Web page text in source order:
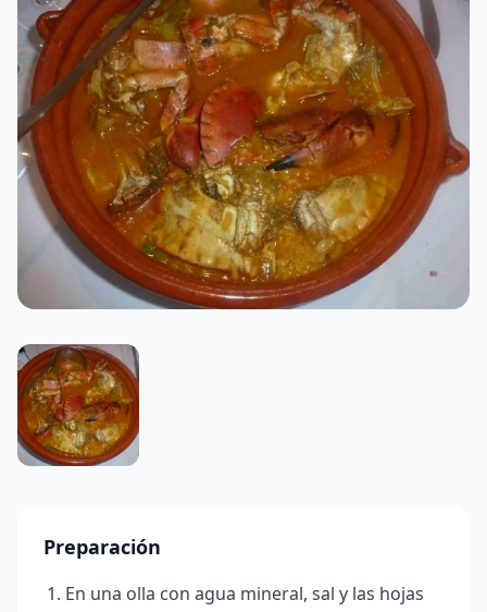
Preparación
En una olla con agua mineral, sal y las hojas